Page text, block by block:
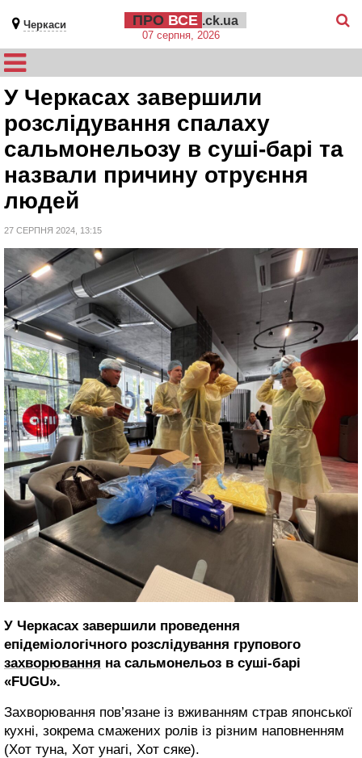
Черкаси ПРО ВСЕ .ck.ua
07 серпня, 2026
У Черкасах завершили
розслідування спалаху
сальмонельозу в суші-барі та
назвали причину отруєння
людей
27 СЕРПНЯ 2024, 13:15
У Черкасах завершили проведення
епідеміологічного розслідування групового
захворювання на сальмонельоз в суші-барі
«FUGU».
Захворювання пов’язане із вживанням страв японської
кухні, зокрема смажених ролів із різним наповненням
(Хот туна, Хот унагі, Хот сяке).